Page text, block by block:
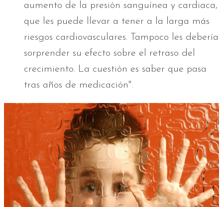
aumento de la presión sanguínea y cardiaca,
que les puede llevar a tener a la larga más
riesgos cardiovasculares. Tampoco les debería
sorprender su efecto sobre el retraso del
crecimiento. La cuestión es saber que pasa
tras años de medicación".